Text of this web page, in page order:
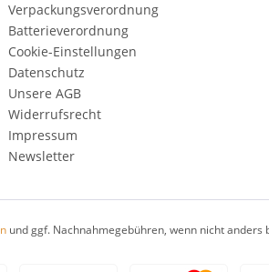
Verpackungsverordnung
Batterieverordnung
Cookie-Einstellungen
Datenschutz
Unsere AGB
Widerrufsrecht
Impressum
Newsletter
und ggf. Nachnahmegebühren, wenn nicht anders